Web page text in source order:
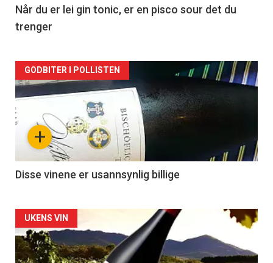
2
Når du er lei gin tonic, er en pisco sour det du
trenger
Forsiden
akkurat
nå
3
+
GODBITER I POLLISTEN
Disse vinene er usannsynlig billige
Forsiden
akkurat
UKENS VIN